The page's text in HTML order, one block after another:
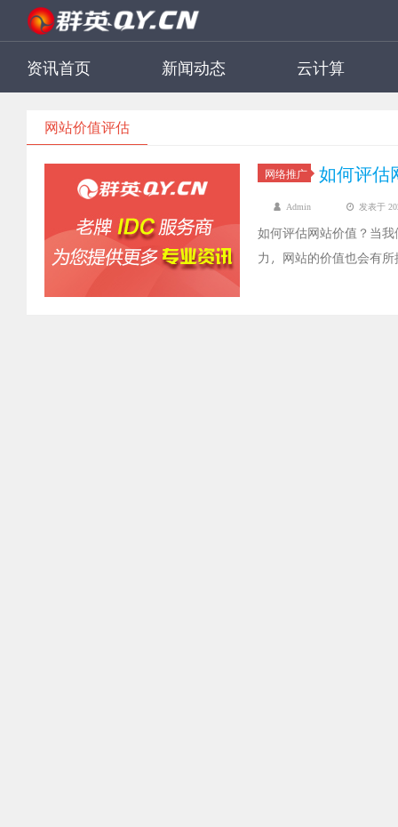
资讯首页 新闻动态 云计算
网站价值评估
网络推广 如何评估
Admin 发表于
如何评估网站价值？当
力，网站的价值也会有